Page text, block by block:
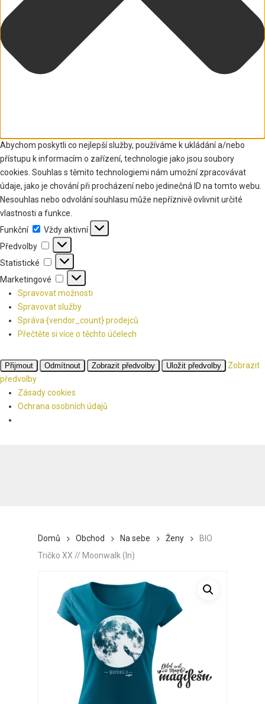
Abychom poskytli co nejlepší služby, používáme k ukládání a/nebo
přístupu k informacím o zařízení, technologie jako jsou soubory
cookies. Souhlas s těmito technologiemi nám umožní zpracovávat
údaje, jako je chování při procházení nebo jedinečná ID na tomto webu.
Nesouhlas nebo odvolání souhlasu může nepříznivě ovlivnit určité
vlastnosti a funkce.
Funkční
Funkční
Vždy aktivní
Předvolby
Předvolby
Statistické Statistické
Marketingové
Marketingové
Spravovat možnosti
Spravovat služby
Správa {vendor_count} prodejců
Přečtěte si více o těchto účelech
Přijmout Odmítnout Zobrazit předvolby Uložit předvolby
Zobrazit
předvolby
Zásady cookies
Ochrana osobních údajů
Domů Obchod Na sebe Ženy
BIO
Tričko XX // Moonwalk (In)